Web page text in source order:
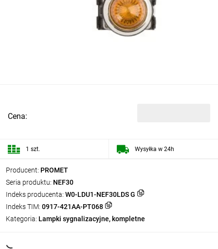
Producent: PROMET
Seria produktu: NEF30
Indeks producenta: W0-LDU1-NEF30LDS G
Indeks TIM: 0917-421AA-PT068
Kategoria: Lampki sygnalizacyjne, kompletne
Cena:
1 szt. Wysyłka w 24h